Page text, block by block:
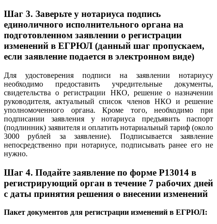
Шаг 3. Заверьте у нотариуса подпись
единоличного исполнительного органа на
подготовленном заявлении о регистрации
изменений в ЕГРЮЛ (данный шаг пропускаем,
если заявление подается в электронном виде)
Для удостоверения подписи на заявлении нотариусу
необходимо предоставить учредительные документы,
свидетельства о регистрации НКО, решение о назначении
руководителя, актуальный список членов НКО и решение
уполномоченного органа. Кроме того, необходимо при
подписании заявления у нотариуса предъявить паспорт
(подлинник) заявителя и оплатить нотариальный тариф (около
3000 рублей за заявление). Подписывается заявление
непосредственно при нотариусе, подписывать ранее его не
нужно.
Шаг 4. Подайте заявление по форме P13014 в
регистрирующий орган в течение 7 рабочих дней
с даты принятия решения о внесении изменений
Пакет документов для регистрации изменений в ЕГРЮЛ: